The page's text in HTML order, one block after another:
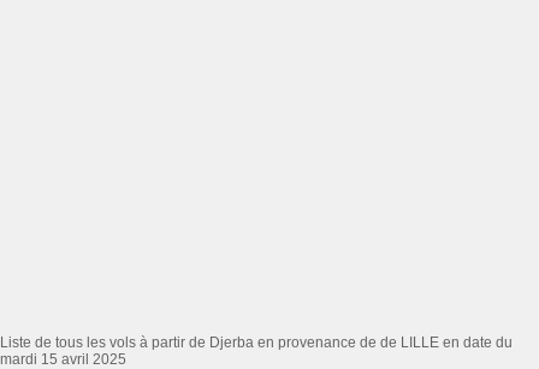
Liste de tous les vols à partir de Djerba en provenance de de LILLE en date du
mardi 15 avril 2025